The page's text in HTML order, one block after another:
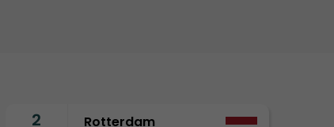
2 Rotterdam